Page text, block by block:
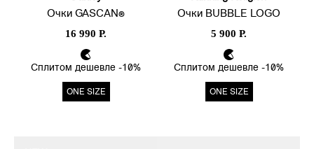
Очки GASCAN®
16 990 Р.
Сплитом дешевле -10%
ONE SIZE
Очки BUBBLE LOGO
5 900 Р.
Сплитом дешевле -10%
ONE SIZE